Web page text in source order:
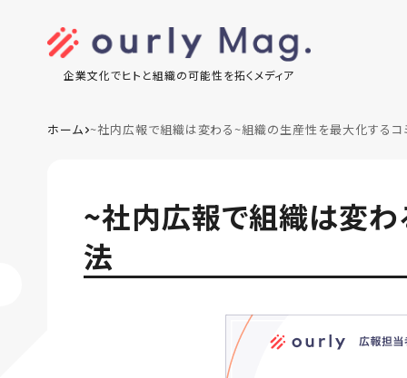
企業文化でヒトと組織の可能性を拓くメディア
ホーム ~社内広報で組織は変わる~組織の生産性を最大化するコ
~社内広報で組織は変わ
法